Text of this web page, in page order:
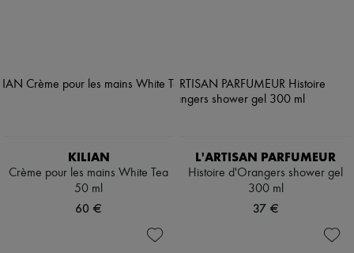
KILIAN
Crème pour les mains White Tea
50 ml
60 €
L'ARTISAN PARFUMEUR
Histoire d'Orangers shower gel
300 ml
37 €